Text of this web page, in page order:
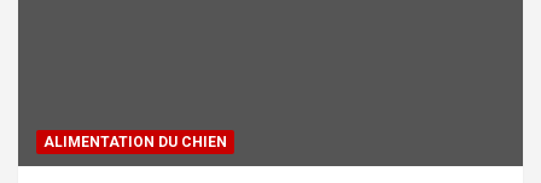
ALIMENTATION DU CHIEN